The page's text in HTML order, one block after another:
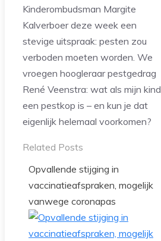
Kinderombudsman Margite
Kalverboer deze week een
stevige uitspraak: pesten zou
verboden moeten worden. We
vroegen hoogleraar pestgedrag
René Veenstra: wat als mijn kind
een pestkop is – en kun je dat
eigenlijk helemaal voorkomen?
Related Posts
Opvallende stijging in
vaccinatieafspraken, mogelijk
vanwege coronapas